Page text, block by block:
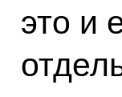
это и